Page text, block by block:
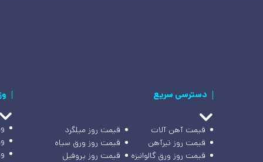
دسترسی سریع
قیمت آهن آلات
قیمت روز میلگرد
قیمت روز تیرآهن
قیمت روز ورق سیاه
قیمت روز ورق گالوانیزه
قیمت روز پروفیل